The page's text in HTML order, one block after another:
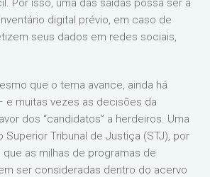
Por isso, uma das saídas possa ser a
digital prévio, em caso de
seus dados em redes sociais,
que o tema avance, ainda há
e muitas vezes as decisões da
dos “candidatos” a herdeiros. Uma
Tribunal de Justiça (STJ), por
as milhas de programas de
ser consideradas dentro do acervo